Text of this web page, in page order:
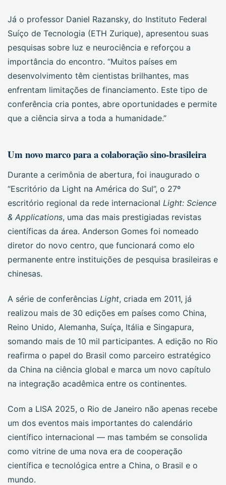
Já o professor Daniel Razansky, do Instituto Federal
Suíço de Tecnologia (ETH Zurique), apresentou suas
pesquisas sobre luz e neurociência e reforçou a
importância do encontro. “Muitos países em
desenvolvimento têm cientistas brilhantes, mas
enfrentam limitações de financiamento. Este tipo de
conferência cria pontes, abre oportunidades e permite
que a ciência sirva a toda a humanidade.”
Um novo marco para a colaboração sino-brasileira
Durante a cerimônia de abertura, foi inaugurado o
“Escritório da Light na América do Sul”, o 27º
escritório regional da rede internacional Light: Science
& Applications, uma das mais prestigiadas revistas
científicas da área. Anderson Gomes foi nomeado
diretor do novo centro, que funcionará como elo
permanente entre instituições de pesquisa brasileiras e
chinesas.
A série de conferências Light, criada em 2011, já
realizou mais de 30 edições em países como China,
Reino Unido, Alemanha, Suíça, Itália e Singapura,
somando mais de 10 mil participantes. A edição no Rio
reafirma o papel do Brasil como parceiro estratégico
da China na ciência global e marca um novo capítulo
na integração acadêmica entre os continentes.
Com a LISA 2025, o Rio de Janeiro não apenas recebe
um dos eventos mais importantes do calendário
científico internacional — mas também se consolida
como vitrine de uma nova era de cooperação
científica e tecnológica entre a China, o Brasil e o
mundo.